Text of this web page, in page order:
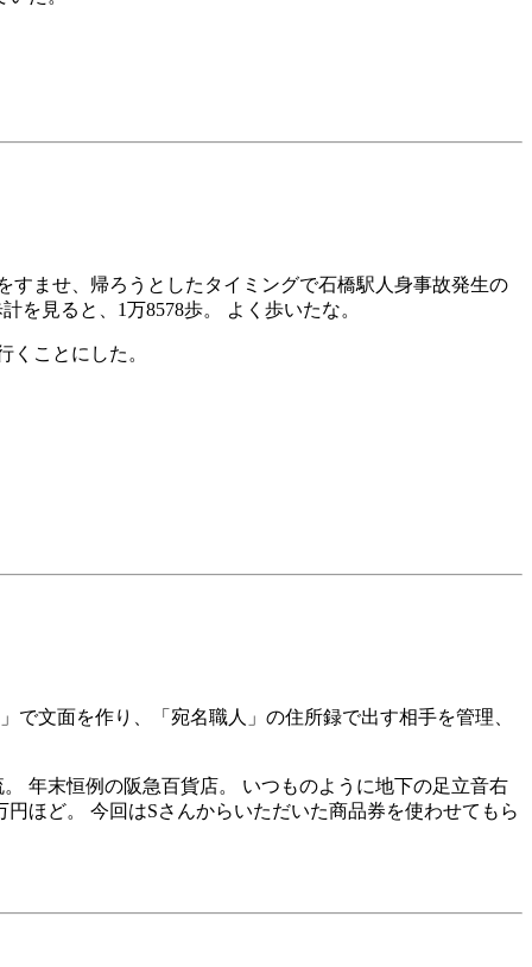
ませ、帰ろうとしたタイミングで石橋駅人身事故発生の
を見ると、1万8578歩。 よく歩いたな。
ことにした。
文面を作り、「宛名職人」の住所録で出す相手を管理、
年末恒例の阪急百貨店。 いつものように地下の足立音右
円ほど。 今回はSさんからいただいた商品券を使わせてもら